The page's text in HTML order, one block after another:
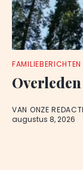
FAMILIEBERICHTEN
VAN ONZE
augustus 8, 2026